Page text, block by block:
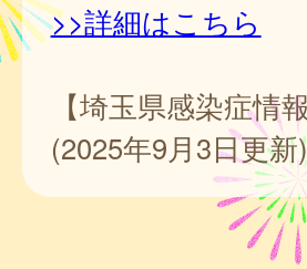
>>詳細はこちら
【埼玉県感染症情
(2025年9月3日更新)